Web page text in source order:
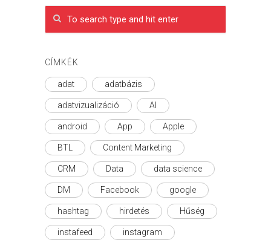
CÍMKÉK
adat adatbázis
adatvizualizáció AI
android App Apple
BTL Content Marketing
CRM Data data science
DM Facebook google
hashtag hirdetés Hűség
instafeed instagram